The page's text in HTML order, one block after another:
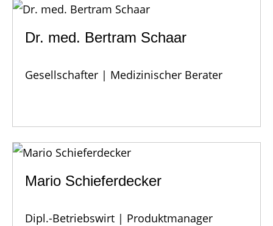
Dr. med. Bertram Schaar
Gesellschafter | Medizinischer Berater
Mario Schieferdecker
Dipl.-Betriebswirt | Produktmanager